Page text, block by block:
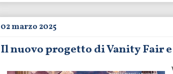
02 marzo 2025
Il nuovo progetto di Vanity Fair